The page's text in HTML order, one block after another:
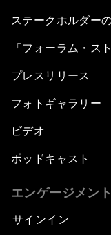
ステークホルダー
「フォーラム・ス
プレスリリース
フォトギャラリー
ビデオ
ポッドキャスト
エンゲージメント
サインイン